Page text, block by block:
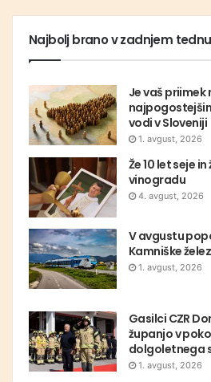
Najbolj brano v zadnjem tednu
Je vaš priimek
vodi v Sloveniji
1. avgust, 2026
Že 10 let seje
vinogradu
4. avgust, 2026
V avgustu
Kamniške
1. avgust, 2026
Gasilci CZR
županjo v
dolgoletnega
1. avgust, 2026